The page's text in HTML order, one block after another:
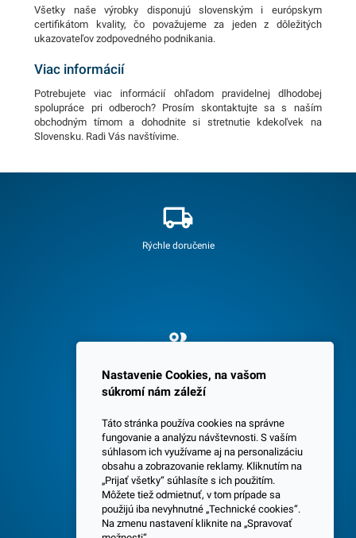
Všetky naše výrobky disponujú slovenským i európskym
certifikátom kvality, čo považujeme za jeden z dôležitých
ukazovateľov zodpovedného podnikania.
Viac informácií
Potrebujete viac informácií ohľadom pravidelnej dlhodobej
spolupráce pri odberoch? Prosím skontaktujte sa s naším
obchodným tímom a dohodnite si stretnutie kdekoľvek na
Slovensku. Radi Vás navštívime.
Rýchle doručenie
Spokojných 3600 zákazníkov
Centrála a predajňa v Senci
Nastavenie Cookies, na vašom
súkromí nám záleží
Táto stránka používa cookies na správne
fungovanie a analýzu návštevnosti. S vaším
súhlasom ich využívame aj na personalizáciu
obsahu a zobrazovanie reklamy. Kliknutím na
„Prijať všetky“ súhlasíte s ich použitím.
Môžete tiež odmietnuť, v tom prípade sa
použijú iba nevyhnutné „Technické cookies“.
Na zmenu nastavení kliknite na „Spravovať